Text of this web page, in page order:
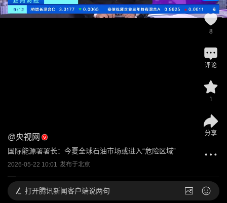
@央视网
国际能源署署长：今夏全球石油市场或进入“危险区域”
2026-05-22 10:01 发布于北京
8
评论
1
分享
打开腾讯新闻客户端说两句